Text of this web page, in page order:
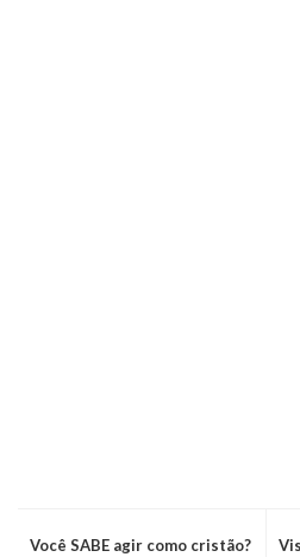
Você SABE agir como cristão?